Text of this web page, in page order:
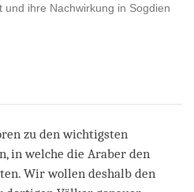
ihre Nachwirkung in Sogdien
zu den wichtigsten
in welche die Araber den
Wir wollen deshalb den